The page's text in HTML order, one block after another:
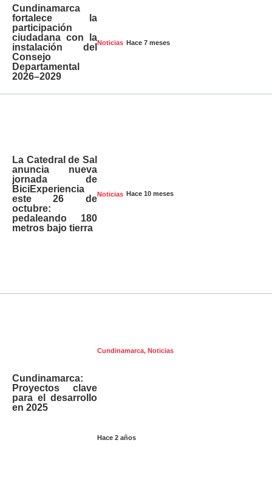
Noticias Hace 7 meses
Cundinamarca
fortalece la
participación
ciudadana con la
instalación del
Consejo
Departamental
2026–2029
Noticias Hace 10 meses
La Catedral de Sal
anuncia nueva
jornada de
BiciExperiencia
este 26 de
octubre:
pedaleando 180
metros bajo tierra
Cundinamarca, Noticias
Hace 2 años
Cundinamarca:
Proyectos clave
para el desarrollo
en 2025